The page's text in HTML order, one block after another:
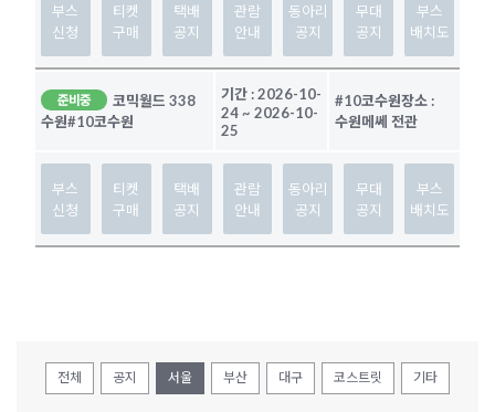
부스
신청
티켓
구매
택배
공지
관람
안내
동아리
공지
무대
공지
부스
배치도
준비중
코믹월드 338
수원#10코수원
기간 :2026-10-
24~ 2026-10-
25
#10코수원장소 :
수원메쎄 전관
부스
신청
티켓
구매
택배
공지
관람
안내
동아리
공지
무대
공지
부스
배치도
전체 공지 서울 부산 대구 코스트릿 기타